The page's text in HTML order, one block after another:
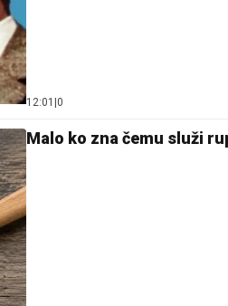
12:01 |0
Malo ko zna čemu služi